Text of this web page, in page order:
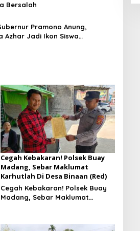
Bersalah
Pramono Anung,
Azhar Jadi Ikon Siswa
Cegah Kebakaran! Polsek Buay
Madang, Sebar Maklumat
Karhutlah Di Desa Binaan (Red)
Cegah Kebakaran! Polsek Buay
Madang, Sebar Maklumat